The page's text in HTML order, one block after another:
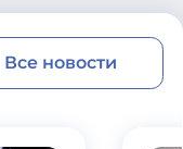
Все новости